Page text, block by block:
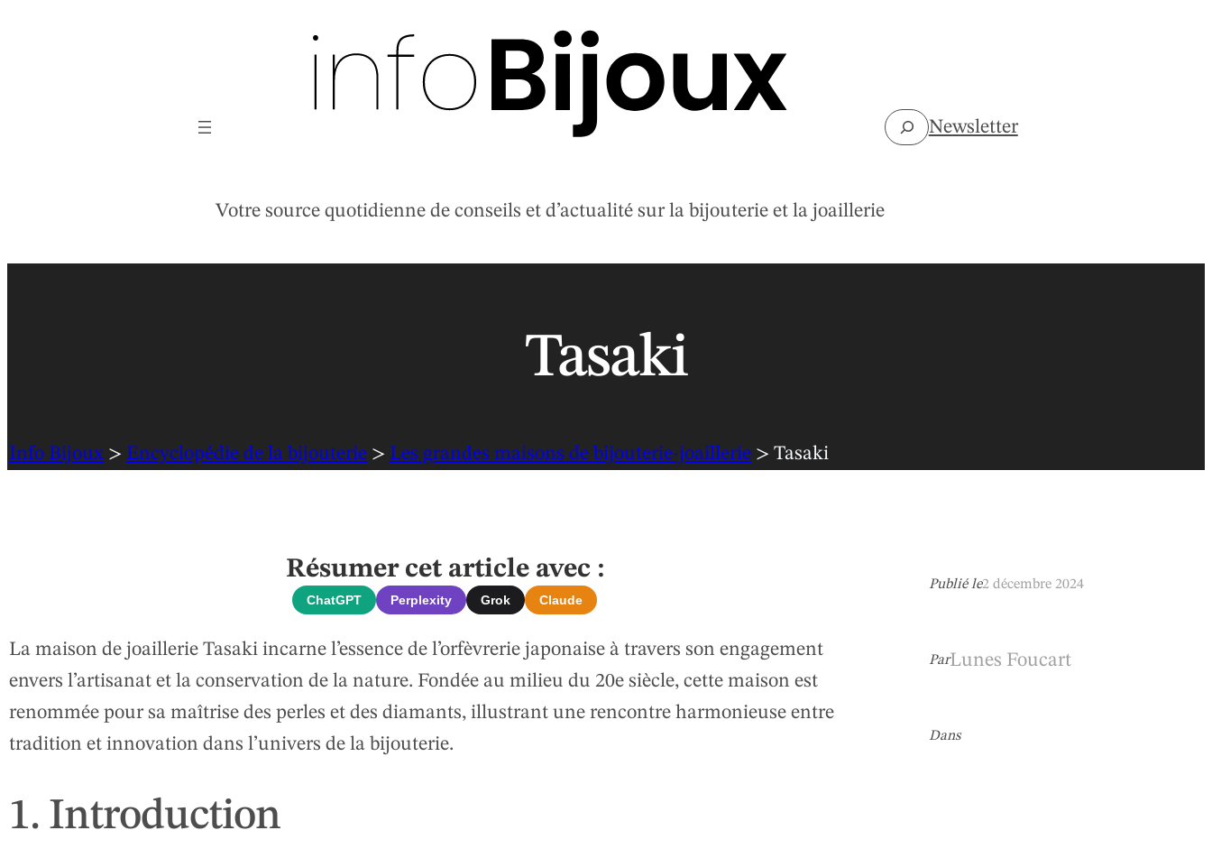
Votre source quotidienne de conseils et d’actualité sur la bijouterie et la joaillerie
Rechercher
Newsletter
Tasaki
Info Bijoux > Encyclopédie de la bijouterie > Les grandes maisons de bijouterie-joaillerie > Tasaki
Résumer cet article avec :
ChatGPT Perplexity Grok Claude
La maison de joaillerie Tasaki incarne l’essence de l’orfèvrerie japonaise à travers son engagement
envers l’artisanat et la conservation de la nature. Fondée au milieu du 20e siècle, cette maison est
renommée pour sa maîtrise des perles et des diamants, illustrant une rencontre harmonieuse entre
tradition et innovation dans l’univers de la bijouterie.
1. Introduction
Publié le2 décembre 2024
ParLunes Foucart
Dans